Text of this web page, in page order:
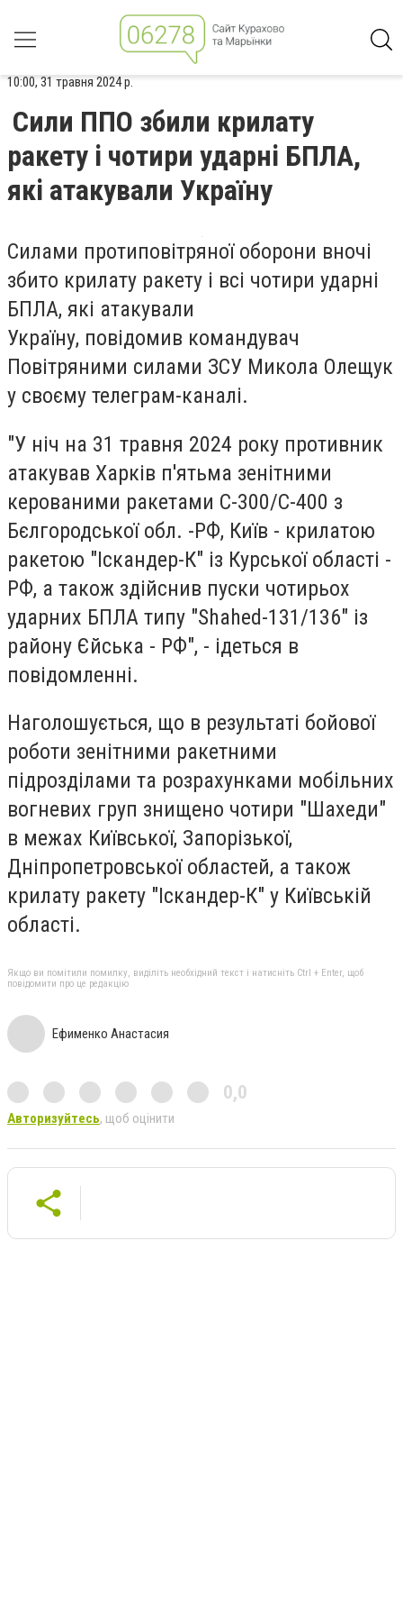
10:00, 31 травня 2024 р.
Сили ППО збили крилату
ракету і чотири ударні БПЛА,
які атакували Україну
Силами протиповітряної оборони вночі
збито крилату ракету і всі чотири ударні
БПЛА, які атакували
Україну, повідомив командувач
Повітряними силами ЗСУ Микола Олещук
у своєму телеграм-каналі.
"У ніч на 31 травня 2024 року противник
атакував Харків п'ятьма зенітними
керованими ракетами С-300/С-400 з
Бєлгородської обл. -РФ, Київ - крилатою
ракетою "Іскандер-К" із Курської області -
РФ, а також здійснив пуски чотирьох
ударних БПЛА типу "Shahed-131/136" із
району Єйська - РФ", - ідеться в
повідомленні.
Наголошується, що в результаті бойової
роботи зенітними ракетними
підрозділами та розрахунками мобільних
вогневих груп знищено чотири "Шахеди"
в межах Київської, Запорізької,
Дніпропетровської областей, а також
крилату ракету "Іскандер-К" у Київській
області.
Якщо ви помітили помилку, виділіть необхідний текст і натисніть Ctrl + Enter, щоб
повідомити про це редакцію
Ефименко Анастасия
0,0
Авторизуйтесь, щоб оцінити